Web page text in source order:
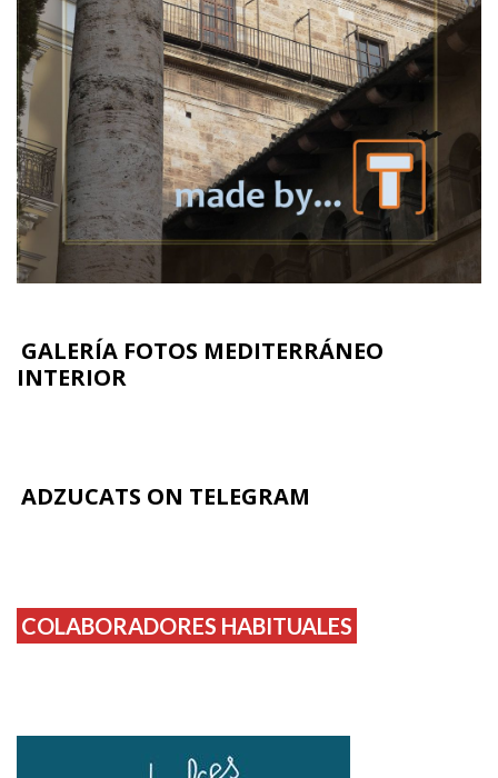
GALERÍA FOTOS MEDITERRÁNEO
INTERIOR
ADZUCATS ON TELEGRAM
COLABORADORES HABITUALES